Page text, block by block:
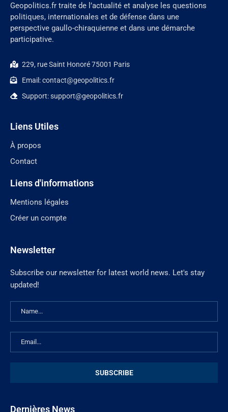
Geopolitics.fr traite de l’actualité et analyse les questions
politiques, internationales et de défense dans une
perspective gaullo-chiraquienne et dans une démarche
participative.
229, rue Saint Honoré 75001 Paris
Email: contact@geopolitics.fr
Support: support@geopolitics.fr
Liens Utiles
À propos
Contact
Liens d'informations
Mentions légales
Créer un compte
Newsletter
Subscribe our newsletter for latest world news. Let's stay
updated!
Dernières News